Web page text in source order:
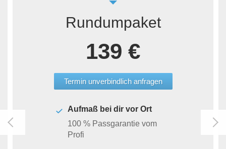
Rundumpaket
139 €
Termin unverbindlich anfragen
Aufmaß bei dir vor Ort
100 % Passgarantie vom
Profi